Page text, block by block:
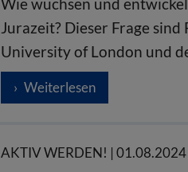
Jurazeit? Dieser Frage
University of London und
Weiterlesen
AKTIV WERDEN! | 01.08.2024